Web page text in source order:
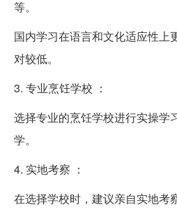
等。
国内学习在语言和文化适应性上
对较低。
3. 专业烹饪学校 ：
选择专业的烹饪学校进行实操学
学。
4. 实地考察 ：
在选择学校时，建议亲自实地考